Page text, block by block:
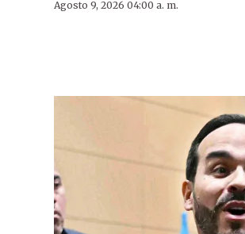
Agosto 9, 2026 04:00 a. m.